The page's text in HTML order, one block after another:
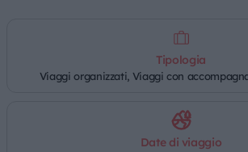
Tipologia
Viaggi organizzati, Viaggi con
Date di viaggio